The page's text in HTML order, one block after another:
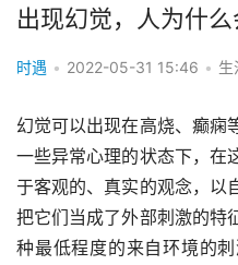
出现幻觉，人为什
时遇 • 2022-05-31 15:46 • 生
幻觉可以出现在高烧、癫痫
一些异常心理的状态下，在
于客观的、真实的观念，以
把它们当成了外部刺激的特
种最低程度的来自环境的